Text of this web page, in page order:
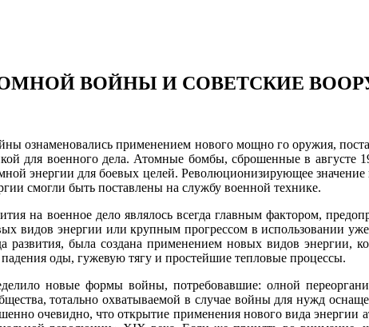
ВОЙНЫ И СОВЕТСКИЕ
ознаменовались применением нового мощно го оружия,
для военного дела. Атомные бомбы, сброшенные в
энергии для боевых целей. Революционизирующее
смогли быть пос­тавлены на службу военной технике.
на военное дело являлось всегда глав­ным фактором,
видов энергии или крупным прогрессом в использовании
развития, была создана применением новых видов энергии,
падения оды, гужевую тягу и простейшие тепловые процессы.
новые формы войны, потребовавшие: олной
тотально охватываемой в случае войны для нужд
очевидно, что открытие применения нового вида